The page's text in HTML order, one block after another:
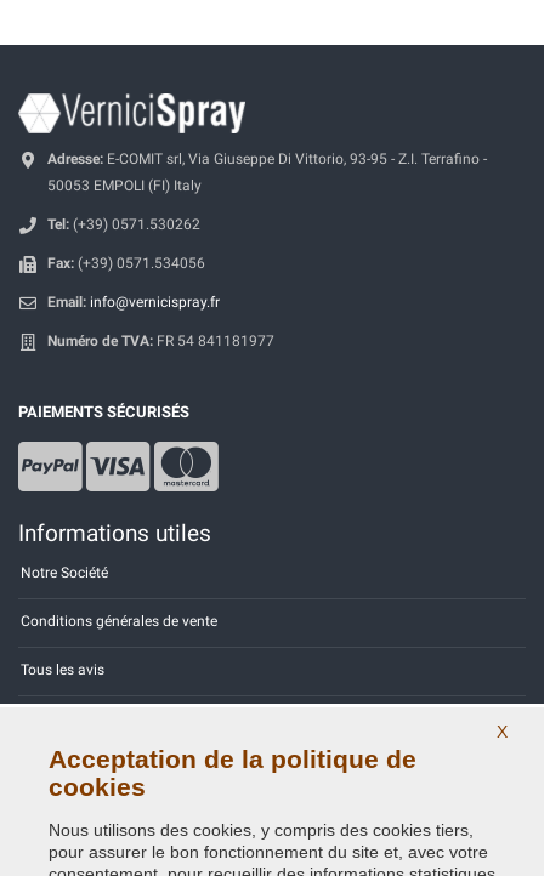
Adresse: E-COMIT srl, Via Giuseppe Di Vittorio, 93-95 - Z.I. Terrafino -
50053 EMPOLI (FI) Italy
Tel: (+39) 0571.530262
Fax: (+39) 0571.534056
Email: info@vernicispray.fr
Numéro de TVA: FR 54 841181977
PAIEMENTS SÉCURISÉS
Informations utiles
Notre Société
Conditions générales de vente
Tous les avis
Contactez-nous
Politique de confidentialité - RGPD
X
Acceptation de la politique de
cookies
Nous utilisons des cookies, y compris des cookies tiers,
pour assurer le bon fonctionnement du site et, avec votre